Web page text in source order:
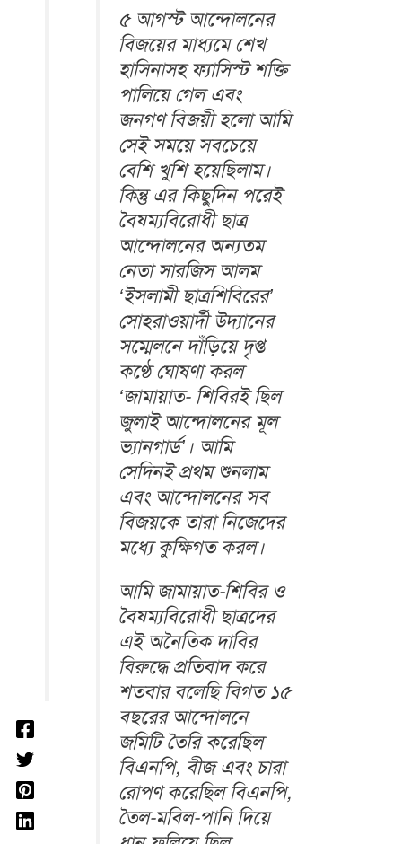
৫ আগস্ট আন্দোলনের
বিজয়ের মাধ্যমে শেখ
হাসিনাসহ ফ্যাসিস্ট শক্তি
পালিয়ে গেল এবং
জনগণ বিজয়ী হলো আমি
সেই সময়ে সবচেয়ে
বেশি খুশি হয়েছিলাম।
কিন্তু এর কিছুদিন পরেই
বৈষম্যবিরোধী ছাত্র
আন্দোলনের অন্যতম
নেতা সারজিস আলম
‘ইসলামী ছাত্রশিবিরের’
সোহরাওয়ার্দী উদ্যানের
সম্মেলনে দাঁড়িয়ে দৃপ্ত
কণ্ঠে ঘোষণা করল
‘জামায়াত- শিবিরই ছিল
জুলাই আন্দোলনের মূল
ভ্যানগার্ড’। আমি
সেদিনই প্রথম শুনলাম
এবং আন্দোলনের সব
বিজয়কে তারা নিজেদের
মধ্যে কুক্ষিগত করল।
আমি জামায়াত-শিবির ও
বৈষম্যবিরোধী ছাত্রদের
এই অনৈতিক দাবির
বিরুদ্ধে প্রতিবাদ করে
শতবার বলেছি বিগত ১৫
বছরের আন্দোলনে
জমিটি তৈরি করেছিল
বিএনপি, বীজ এবং চারা
রোপণ করেছিল বিএনপি,
তৈল-মবিল-পানি দিয়ে